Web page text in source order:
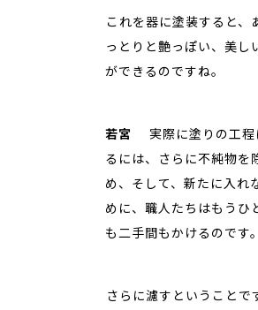
――これを器に塗装すると、
っとりと艶っぽい、美し
ができるのですね。
若宮
実際に塗りの工程
るには、さらに不純物を
め、そして、新たに入れ
めに、職人たちはもうひ
も二手間もかけるのです。
――さらに濾すということで